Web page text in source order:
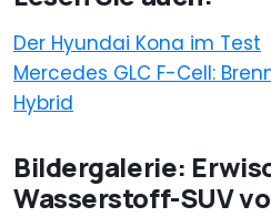
Der Hyundai Kona im Test
Mercedes GLC F-Cell:
Hybrid
Bildergalerie:
Wasserstoff-SUV